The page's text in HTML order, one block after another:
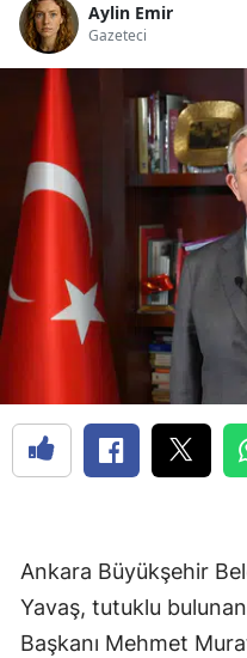
Aylin Emir
Gazeteci
Ankara Büyükşehir
Yavaş, tutuklu
Başkanı Mehmet